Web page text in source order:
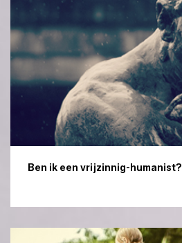
Ben ik een vrijzinnig-humanist?